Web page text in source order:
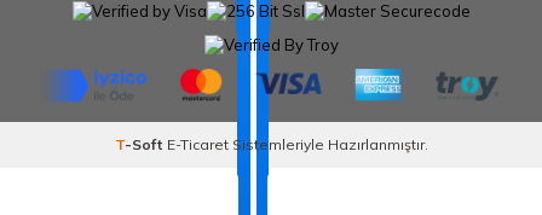
T-Soft E-TicaretSistemleriyle Hazırlanmıştır.